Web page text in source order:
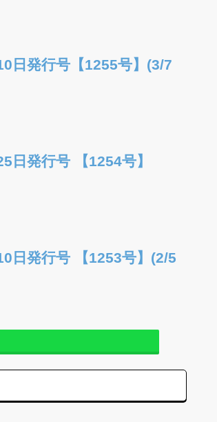
日発行号【1255号】(3/7
日発行号 【1254号】
日発行号 【1253号】(2/5